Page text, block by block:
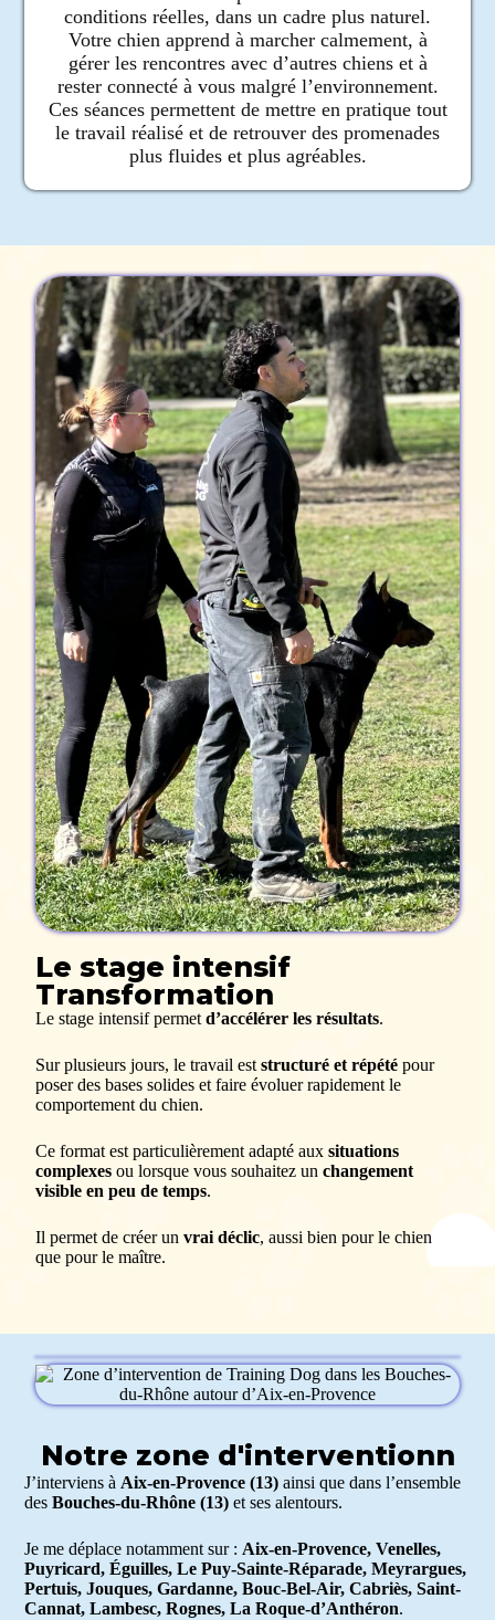
conditions réelles, dans un cadre plus naturel.
Votre chien apprend à marcher calmement, à
gérer les rencontres avec d’autres chiens et à
rester connecté à vous malgré l’environnement.
Ces séances permettent de mettre en pratique tout
le travail réalisé et de retrouver des promenades
plus fluides et plus agréables.
Le stage intensif
Transformation
Le stage intensif permetd’accélérer les résultats.
Sur plusieurs jours, le travail eststructuré et répété pour
poser des bases solides et faire évoluer rapidement le
comportement du chien.
Ce format est particulièrement adapté auxsituations
complexes ou lorsque vous souhaitez unchangement
visible en peu de temps.
Il permet de créer unvrai déclic, aussi bien pour le chien
que pour le maître.
Notre zone d'interventionn
J’interviens à Aix-en-Provence (13) ainsi que dans l’ensemble
desBouches-du-Rhône (13) et ses alentours.
Je me déplace notamment sur : Aix-en-Provence, Venelles,
Puyricard, Éguilles, Le Puy-Sainte-Réparade, Meyrargues,
Pertuis, Jouques, Gardanne, Bouc-Bel-Air, Cabriès, Saint-
Cannat, Lambesc, Rognes, La Roque-d’Anthéron.